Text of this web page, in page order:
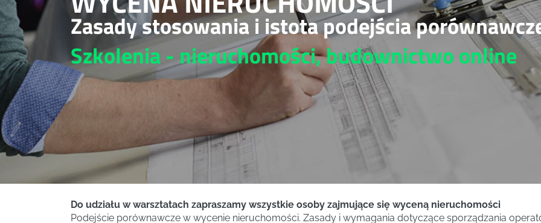
Zasady stosowania i istota podejścia
Szkolenia - nieruchomości, budownictwoonline
Do udziału w warsztatach zapraszamy wszystkie osoby zajmujące się wyceną nieruchomości
Podejście porównawcze w wycenie nieruchomości. Zasady i wymagania dotyczące sporządzania